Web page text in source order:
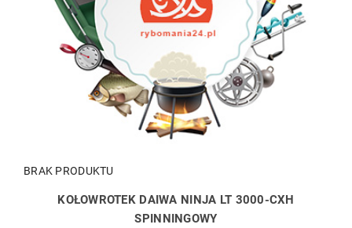
BRAK PRODUKTU
KOŁOWROTEK DAIWA NINJA LT 3000-CXH
SPINNINGOWY